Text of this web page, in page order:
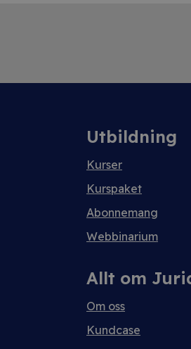
Utbildning
Kurser
Kurspaket
Abonnemang
Webbinarium
Allt om
Om oss
Kundcase